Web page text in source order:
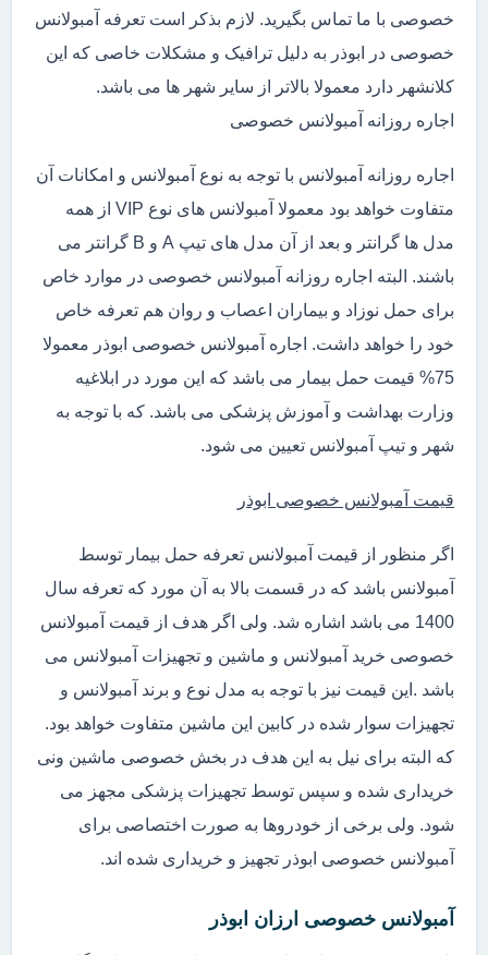
خصوصی با ما تماس بگیرید. لازم بذکر است تعرفه آمبولانس
خصوصی در ابوذر به دلیل ترافیک و مشکلات خاصی که این
کلانشهر دارد معمولا بالاتر از سایر شهر ها می باشد.
اجاره روزانه آمبولانس خصوصی
اجاره روزانه آمبولانس با توجه به نوع آمبولانس و امکانات آن
متفاوت خواهد بود معمولا آمبولانس های نوع VIP از همه
مدل ها گرانتر و بعد از آن مدل های تیپ A و B گرانتر می
باشند. البته اجاره روزانه آمبولانس خصوصی در موارد خاص
برای حمل نوزاد و بیماران اعصاب و روان هم تعرفه خاص
خود را خواهد داشت. اجاره آمبولانس خصوصی ابوذر معمولا
75% قیمت حمل بیمار می باشد که این مورد در ابلاغیه
وزارت بهداشت و آموزش پزشکی می باشد. که با توجه به
شهر و تیپ آمبولانس تعیین می شود.
قیمت آمبولانس خصوصی ابوذر
اگر منظور از قیمت آمبولانس تعرفه حمل بیمار توسط
آمبولانس باشد که در قسمت بالا به آن مورد که تعرفه سال
1400 می باشد اشاره شد. ولی اگر هدف از قیمت آمبولانس
خصوصی خرید آمبولانس و ماشین و تجهیزات آمبولانس می
باشد .این قیمت نیز با توجه به مدل نوع و برند آمبولانس و
تجهیزات سوار شده در کابین این ماشین متفاوت خواهد بود.
که البته برای نیل به این هدف در بخش خصوصی ماشین ونی
خریداری شده و سپس توسط تجهیزات پزشکی مجهز می
شود. ولی برخی از خودروها به صورت اختصاصی برای
آمبولانس خصوصی ابوذر تجهیز و خریداری شده اند.
آمبولانس خصوصی ارزان ابوذر